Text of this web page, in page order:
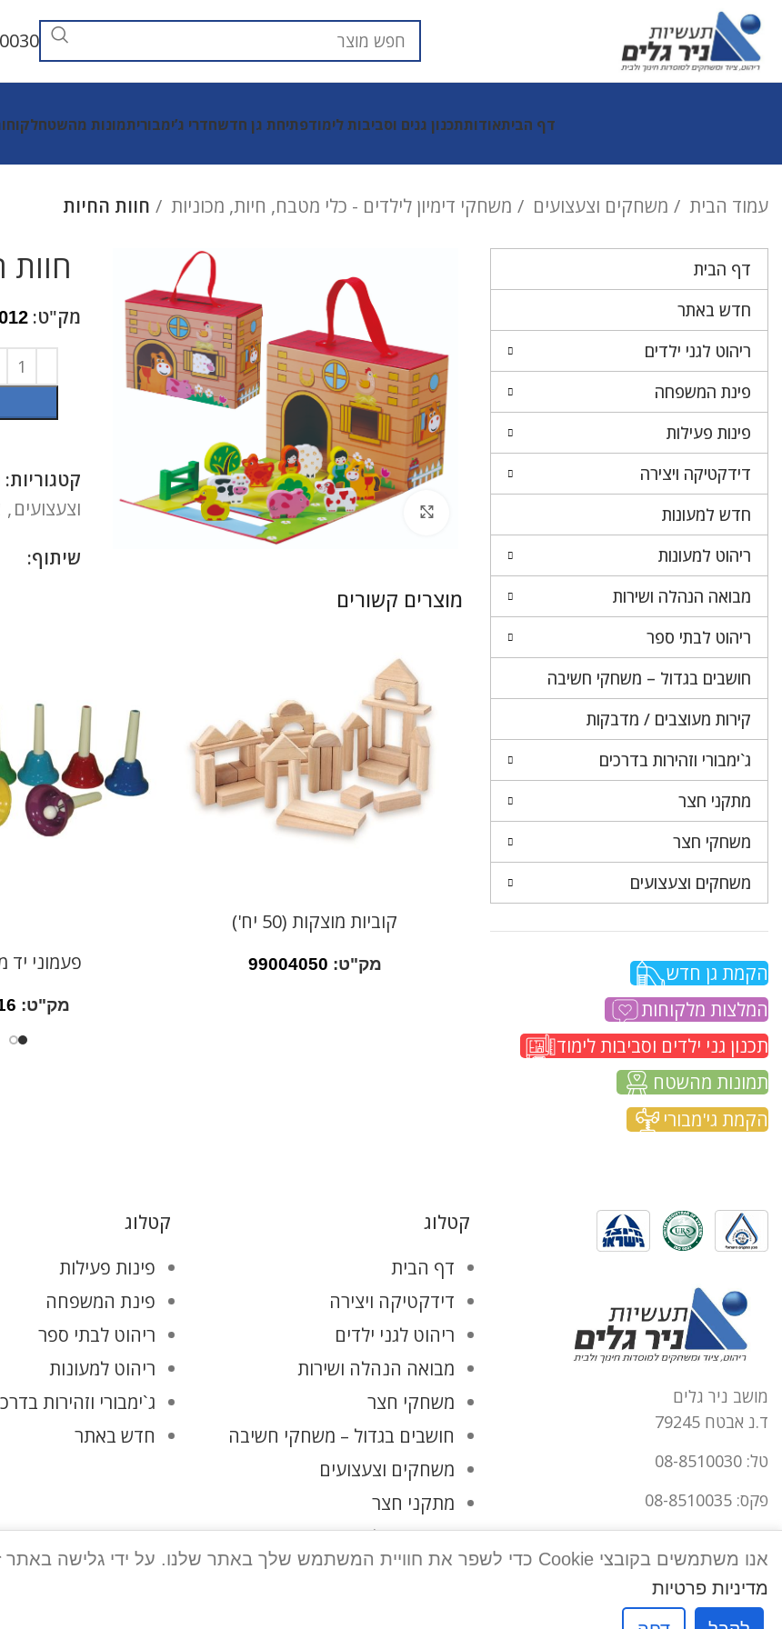
דף הביתאודותתכנון גנים וסביבות לימודפתיחת גן חדשחדרי ג’ימבוריתמונות מהשטח
עמוד הבית משחקים וצעצועים משחקי דימיון לילדים - כלי מטבח, חיות, מכוניות חוות החיות
דף הבית
חדש באתר
ריהוט לגני ילדים
פינת המשפחה
פינות פעילות
דידקטיקה ויצירה
חדש למעונות
ריהוט למעונות
מבואה הנהלה ושירות
ריהוט לבתי ספר
חושבים בגדול – משחקי חשיבה
קירות מעוצבים / מדבקות
ג`ימבורי וזהירות בדרכים
מתקני חצר
משחקי חצר
משחקים וצעצועים
הקמת גן חדש
המלצות מלקוחות
תכנון גני ילדים וסביבות לימוד
תמונות מהשטח
הקמת גי'מבורי
לחץ להגדלה
חוות
מק"ט:
קטגוריות:
וצעצועים,
שיתוף:
מוצרים קשורים
קוביות מוצקות (50 יח')
מק"ט: 99004050 פעמוני יד
מק"ט:
מושב ניר גלים
ד.נ אבטח 79245
טל: 08-8510030
פקס: 08-8510035
קטלוג
דף הבית
דידקטיקה ויצירה
ריהוט לגני ילדים
מבואה הנהלה ושירות
משחקי חצר
חושבים בגדול – משחקי חשיבה
משחקים וצעצועים
מתקני חצר
החשבון שלי
קטלוג
פינות פעילות
פינת המשפחה
ריהוט לבתי ספר
ריהוט למעונות
ג`ימבורי וזהירות
חדש באתר
אנו משתמשים בקובצי Cookie כדי לשפר את חוויית המשתמש שלך באתר שלנו. על ידי גלישה באתר זה, הנך מסכים לשימוש שלנו בקובצי Cookie.
מדיניות פרטיות